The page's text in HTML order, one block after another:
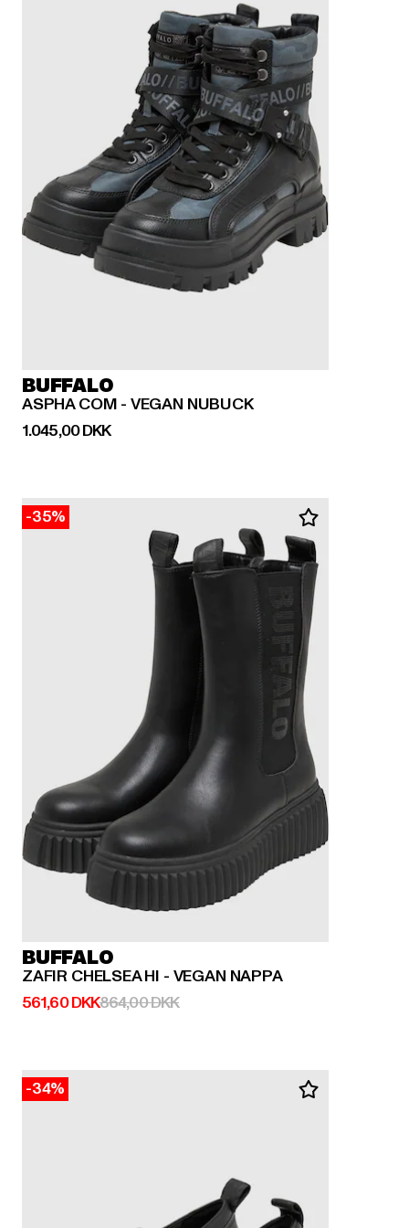
BUFFALO
ASPHA COM - VEGAN NUBUCK
1.045,00 DKK
Nuværende pris: 1.045,00 DKK
-35%
BUFFALO
ZAFIR CHELSEA HI - VEGAN NAPPA
561,60 DKK
Nuværende pris: 561,60 DKK
864,00 DKKKampagnepris: 864,00 DKK
-34%